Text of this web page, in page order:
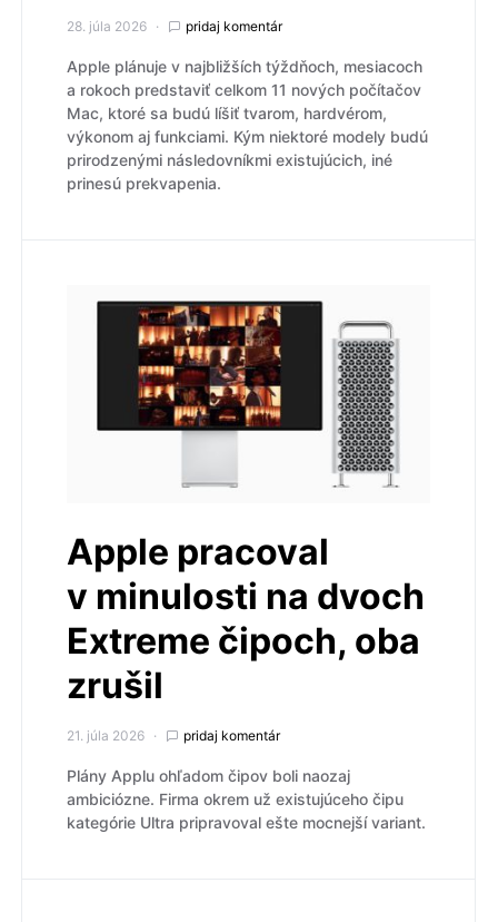
28. júla 2026 pridaj komentár
Apple plánuje v najbližších týždňoch, mesiacoch
a rokoch predstaviť celkom 11 nových počítačov
Mac, ktoré sa budú líšiť tvarom, hardvérom,
výkonom aj funkciami. Kým niektoré modely budú
prirodzenými následovníkmi existujúcich, iné
prinesú prekvapenia.
Apple pracoval
v minulosti na dvoch
Extreme čipoch, oba
zrušil
21. júla 2026 pridaj komentár
Plány Applu ohľadom čipov boli naozaj
ambiciózne. Firma okrem už existujúceho čipu
kategórie Ultra pripravoval ešte mocnejší variant.